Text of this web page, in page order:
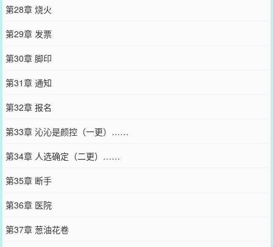
第28章 烧火
第29章 发票
第30章 脚印
第31章 通知
第32章 报名
第33章 沁沁是颜控（一更）……
第34章 人选确定（二更）……
第35章 断手
第36章 医院
第37章 葱油花卷